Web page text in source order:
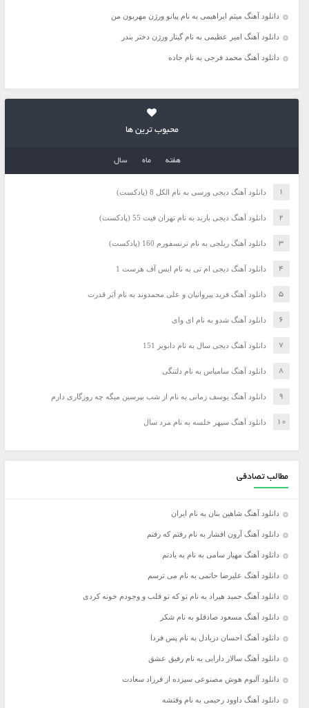
دانلود آهنگ میثم ابراهیمی به نام پیانو ورژن مهربون من
دانلود آهنگ امیر عظیمی به نام گیتار ورژن دختر بندر
دانلود آهنگ محمد فرجی به نام جاده
محبوب ترین ها
هفته ماه سال
دانلود آهنگ دیجی ورسی به نام الکل 8 (پادکست)
دانلود آهنگ دیجی باربد به نام تهران فیت 55 (پادکست)
دانلود آهنگ ریلجی به نام ترنسفورم 160 (پادکست)
دانلود آهنگ دیجی ام تی به نام ایس آف هرست 1
دانلود آهنگ فرید پیروانیان و علی محمدوند به نام اَبَر قدرت
دانلود آهنگ شدو به نام ای وای
دانلود آهنگ دیجی سال به نام دابویز 151
دانلود آهنگ سامیاس به نام دلتنگی
دانلود آهنگ یوسف زمانی به نام از شب بپرسین میگه چه روزگاری دارم
دانلود آهنگ سپهر خلسه به نام مرد سال
مطالب تصادفی
دانلود آهنگ شاهین بنان به نام ایران
دانلود آهنگ آرون افشار به نام رفتم که رفتم
دانلود آهنگ مهیار سامی به نام به یادتم
دانلود آهنگ علیرضا حاتمی به نام می ترسم
دانلود آهنگ حمید هیراد به نام تو که تو قلب و وجودم خونه کردی
دانلود آهنگ مسعود صادقلو به نام شکر
دانلود آهنگ احسان دریادل به نام پس فردا
دانلود آهنگ سالار دارابی به نام رفیق عشق
دانلود آلبوم هوش مصنوعی سیزده از فرزاد سعادت
دانلود آهنگ داوود رحیمی به نام وقتشه